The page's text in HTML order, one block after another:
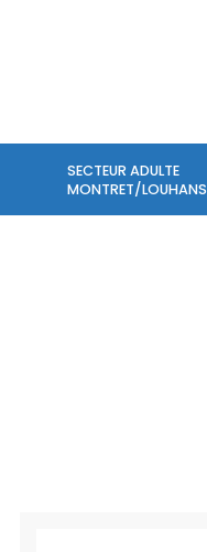
SECTEUR ADULTE
MONTRET/LOUHANS